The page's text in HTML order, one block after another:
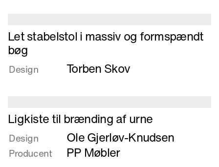
Læs
mere
om
Let
stabelstol
og
formspændt
bøg
Let stabelstol i massiv og formspændt
bøg
Design Torben Skov
Læs
mere
om
Ligkiste
til
Ligkiste til brænding af urne
Design Ole Gjerløv-Knudsen
Producent PP Møbler